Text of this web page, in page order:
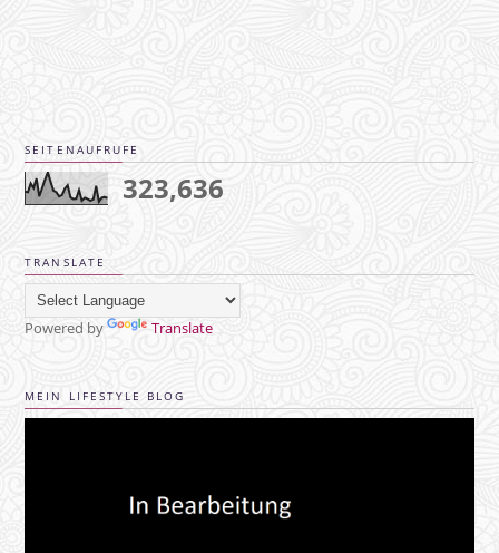
SEITENAUFRUFE
323,636
TRANSLATE
Powered by Translate
MEIN LIFESTYLE BLOG